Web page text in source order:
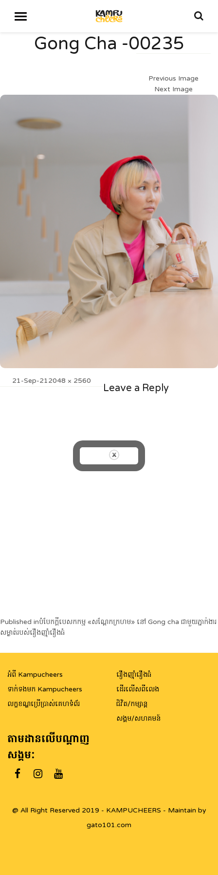
Gong Cha -00235
Previous Image
Next Image
Posted
21-Sep-21Full
2048 × 2560
Leave a Reply
Post
navigation
Published inបំបែកក្ដីបេសកកម្ម «សណ្ដែកក្រហម» នៅ Gong cha ជាមួយភ្នាក់ងារ
សម្ងាត់របស់រឿងញ៉ាំរឿងធំ
អំពី Kampucheers
ទាក់ទងមក Kampucheers
លក្ខខណ្ឌប្រើប្រាស់គេហទំព័រ
រឿងញ៉ាំរឿងធំ
ដើរលើសពីលេង
ជិវិត/កម្សាន្ត
សង្គម/សហគមន៍
តាមដានលើបណ្តាញ
សង្គម:
@ All Right Reserved 2019 - KAMPUCHEERS - Maintain by
gato101.com